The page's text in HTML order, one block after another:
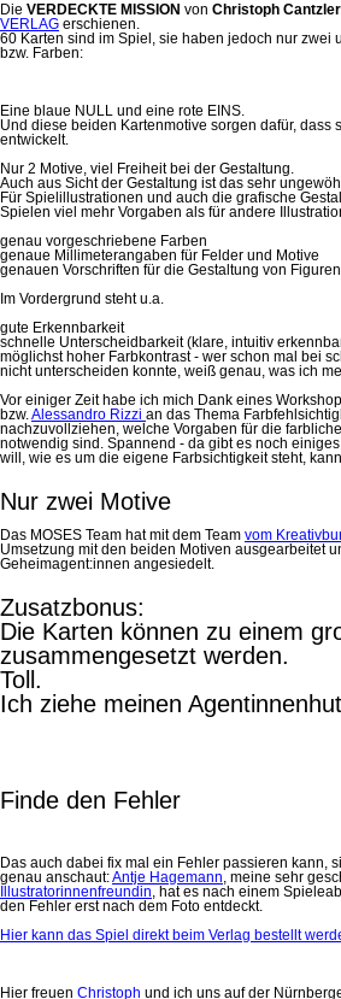
Die VERDECKTE MISSION von Christoph Cantzler
VERLAG erschienen.
60 Karten sind im Spiel, sie haben jedoch nur zwei
bzw. Farben:
Eine blaue NULL und eine rote EINS.
Und diese beiden Kartenmotive sorgen dafür, dass
entwickelt.
Nur 2 Motive, viel Freiheit bei der Gestaltung.
Auch aus Sicht der Gestaltung ist das sehr
Für Spielillustrationen und auch die grafische
Spielen viel mehr Vorgaben als für andere
genau vorgeschriebene Farben
genaue Millimeterangaben für Felder und Motive
genauen Vorschriften für die Gestaltung von
Im Vordergrund steht u.a.
gute Erkennbarkeit
schnelle Unterscheidbarkeit (klare, intuitiv
möglichst hoher Farbkontrast - wer schon mal bei
nicht unterscheiden konnte, weiß genau, was ich
Vor einiger Zeit habe ich mich Dank eines
bzw.Alessandro Rizzi an das Thema
nachzuvollziehen, welche Vorgaben für die
notwendig sind. Spannend - da gibt es noch
will, wie es um die eigene Farbsichtigkeit steht,
Nur zwei Motive
Das MOSES Team hat mit dem Team vom
Umsetzung mit den beiden Motiven ausgearbeitet
Geheimagent:innen angesiedelt.
Zusatzbonus:
Die Karten können zu einem
zusammengesetzt werden.
Toll.
Ich ziehe meinen
Finde den Fehler
Das auch dabei fix mal ein Fehler passieren kann,
genau anschaut:Antje Hagemann, meine sehr
Illustratorinnenfreundin, hat es nach einem
den Fehler erst nach dem Foto entdeckt.
Hier kann das Spiel direkt beim Verlag bestellt
Hier freuen Christoph und ich uns auf der